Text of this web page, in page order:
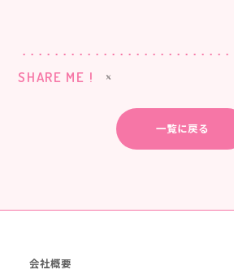
SHARE ME !
一覧に戻る
会社概要